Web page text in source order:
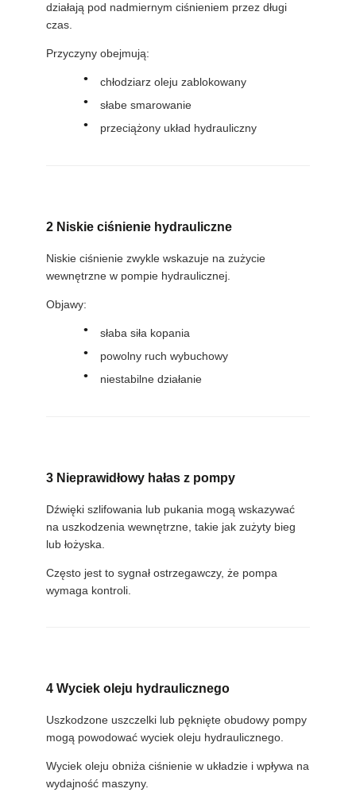
POLITYKA
PRYWATNOŚCI
działają pod nadmiernym ciśnieniem przez długi
czas.
Przyczyny obejmują:
chłodziarz oleju zablokowany
słabe smarowanie
przeciążony układ hydrauliczny
2 Niskie ciśnienie hydrauliczne
Niskie ciśnienie zwykle wskazuje na zużycie
wewnętrzne w pompie hydraulicznej.
Objawy:
słaba siła kopania
powolny ruch wybuchowy
niestabilne działanie
3 Nieprawidłowy hałas z pompy
Dźwięki szlifowania lub pukania mogą wskazywać
na uszkodzenia wewnętrzne, takie jak zużyty bieg
lub łożyska.
Często jest to sygnał ostrzegawczy, że pompa
wymaga kontroli.
4 Wyciek oleju hydraulicznego
Uszkodzone uszczelki lub pęknięte obudowy pompy
mogą powodować wyciek oleju hydraulicznego.
Wyciek oleju obniża ciśnienie w układzie i wpływa na
wydajność maszyny.